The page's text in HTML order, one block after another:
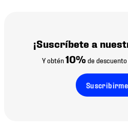
¡Suscríbete a
Y obtén10% de
Suscribirme